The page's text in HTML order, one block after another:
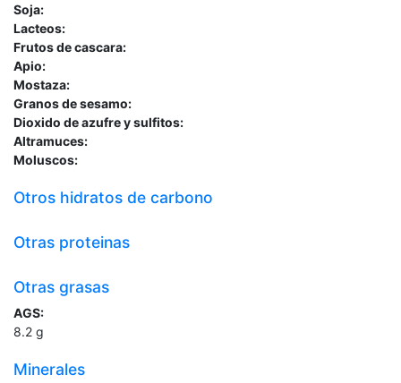
Soja:
Lacteos:
Frutos de cascara:
Apio:
Mostaza:
Granos de sesamo:
Dioxido de azufre y sulfitos:
Altramuces:
Moluscos:
Otros hidratos de carbono
Otras proteinas
Otras grasas
AGS:
8.2 g
Minerales